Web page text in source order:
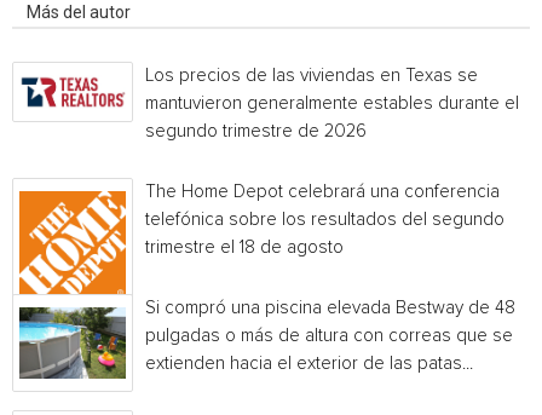
Más del autor
Los precios de las viviendas en Texas se
mantuvieron generalmente estables durante el
segundo trimestre de 2026
The Home Depot celebrará una conferencia
telefónica sobre los resultados del segundo
trimestre el 18 de agosto
Si compró una piscina elevada Bestway de 48
pulgadas o más de altura con correas que se
extienden hacia el exterior de las patas...